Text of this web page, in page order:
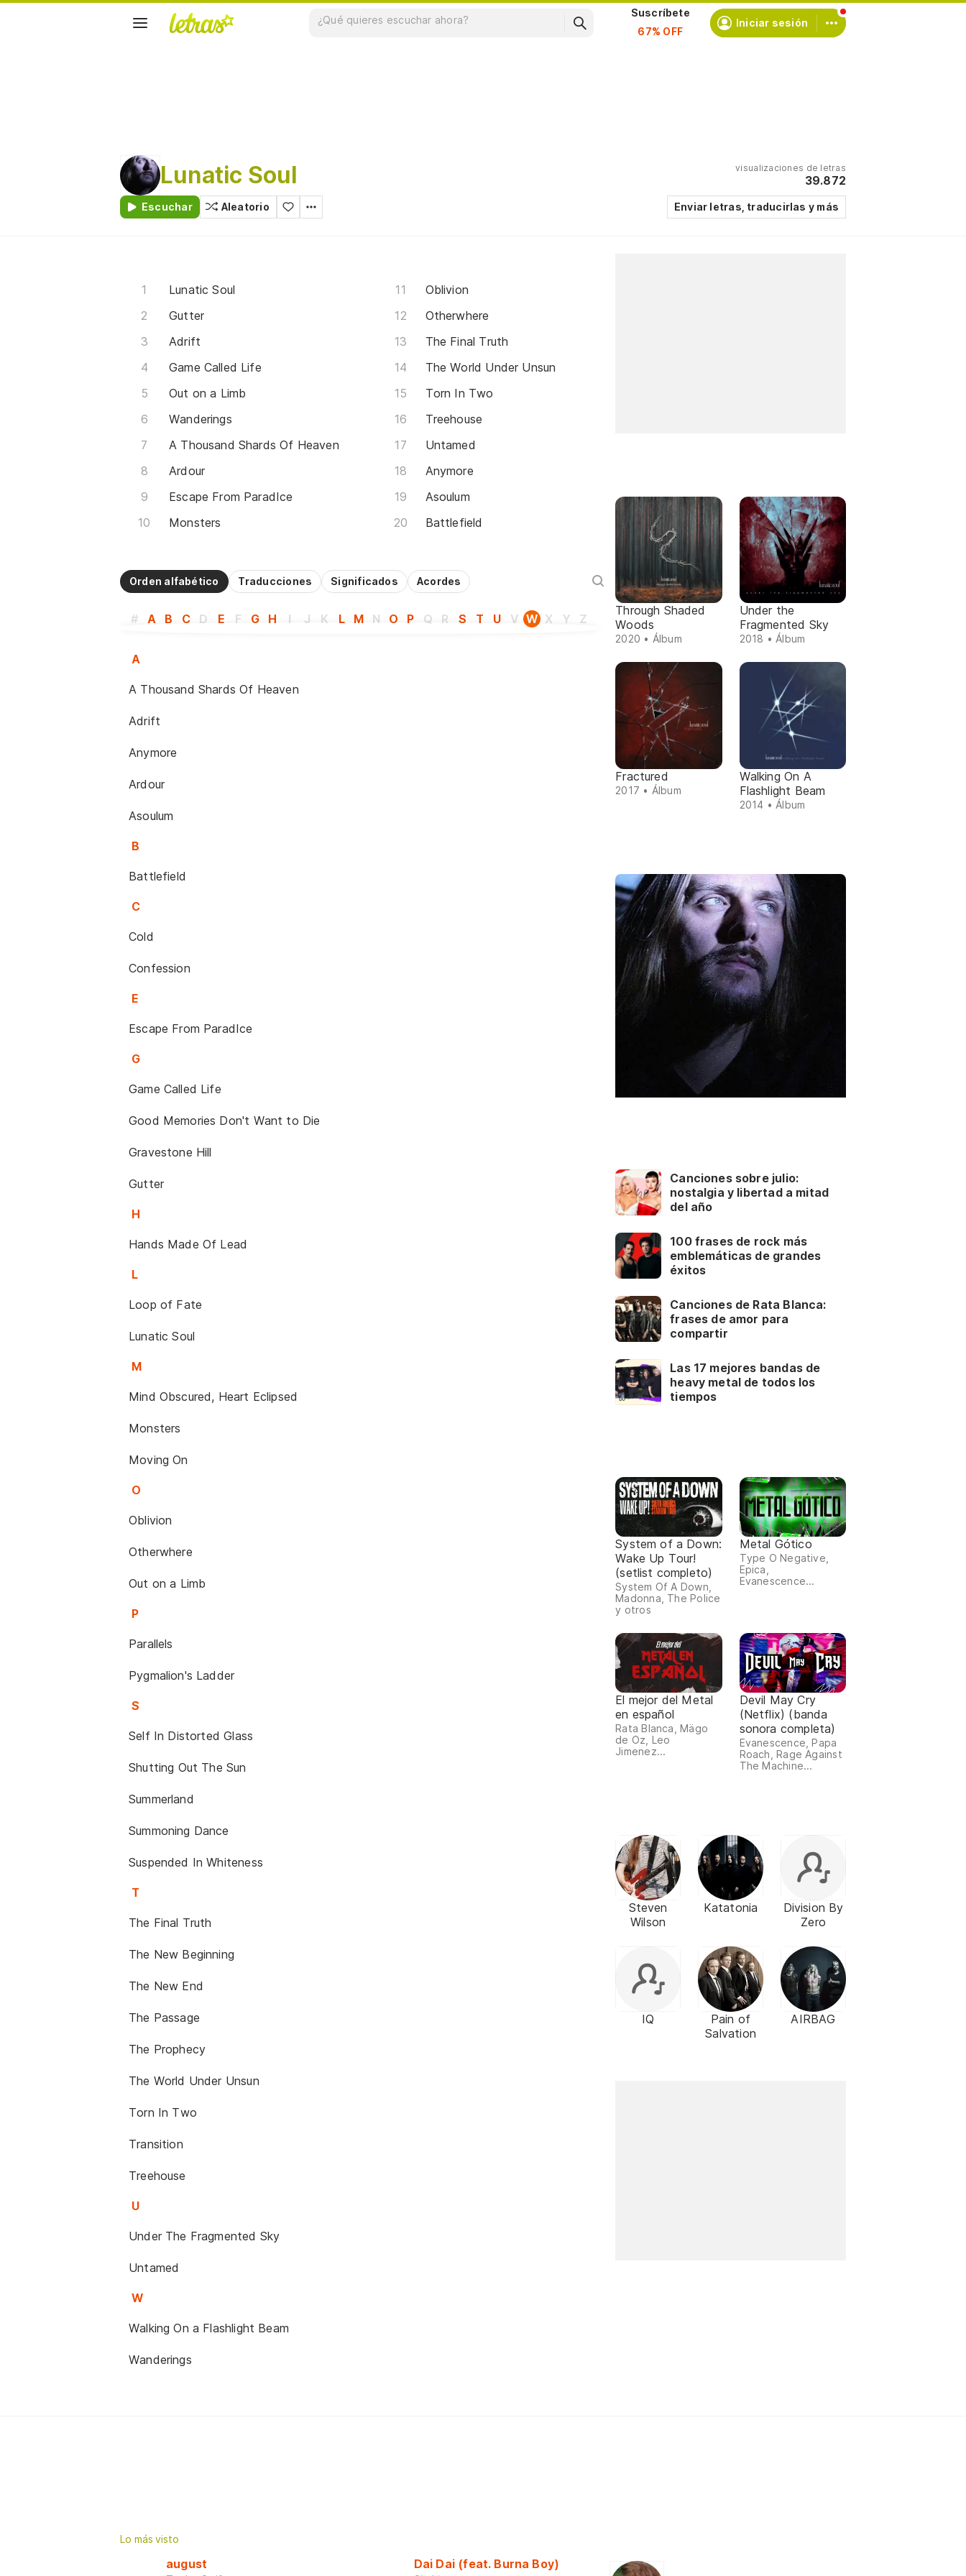
Iniciar sesión
Lunatic Soul
Escuchar Aleatorio
visualizaciones de letras
39.872
Enviar letras, traducirlas y más
Lunatic Soul
Gutter
Adrift
Game Called Life
Out on a Limb
Wanderings
A Thousand Shards Of Heaven
Ardour
Escape From ParadIce
Monsters
Oblivion
Otherwhere
The Final Truth
The World Under Unsun
Torn In Two
Treehouse
Untamed
Anymore
Asoulum
Battlefield
Orden alfabético Traducciones Significados Acordes
# A B C D E F G H I J K L M N O P Q R S T U V W X Y Z
A
A Thousand Shards Of Heaven
Adrift
Anymore
Ardour
Asoulum
B
Battlefield
C
Cold
Confession
E
Escape From ParadIce
G
Game Called Life
Good Memories Don't Want to Die
Gravestone Hill
Gutter
H
Hands Made Of Lead
L
Loop of Fate
Lunatic Soul
M
Mind Obscured, Heart Eclipsed
Monsters
Moving On
O
Oblivion
Otherwhere
Out on a Limb
P
Parallels
Pygmalion's Ladder
S
Self In Distorted Glass
Shutting Out The Sun
Summerland
Summoning Dance
Suspended In Whiteness
T
The Final Truth
The New Beginning
The New End
The Passage
The Prophecy
The World Under Unsun
Torn In Two
Transition
Treehouse
U
Under The Fragmented Sky
Untamed
W
Walking On a Flashlight Beam
Wanderings
Through Shaded
Woods
2020 • Álbum
Under the
Fragmented Sky
2018 • Álbum
Fractured
2017 • Álbum
Walking On A
Flashlight Beam
2014 • Álbum
Canciones sobre julio:
nostalgia y libertad a mitad
del año
100 frases de rock más
emblemáticas de grandes
éxitos
Canciones de Rata Blanca:
frases de amor para
compartir
Las 17 mejores bandas de
heavy metal de todos los
tiempos
System of a Down:
Wake Up Tour!
(setlist completo)
System Of A Down,
Madonna, The Police
y otros
Metal Gótico
Type O Negative,
Epica,
Evanescence...
El mejor del Metal
en español
Rata Blanca, Mägo
de Oz, Leo
Jimenez...
Devil May Cry
(Netflix) (banda
sonora completa)
Evanescence, Papa
Roach, Rage Against
The Machine...
Steven
Wilson
Katatonia
Division By
Zero
IQ
Pain of
Salvation
AIRBAG
Lo más visto
august Dai Dai (feat. Burna Boy)